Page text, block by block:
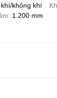
không khí
1.200 mm